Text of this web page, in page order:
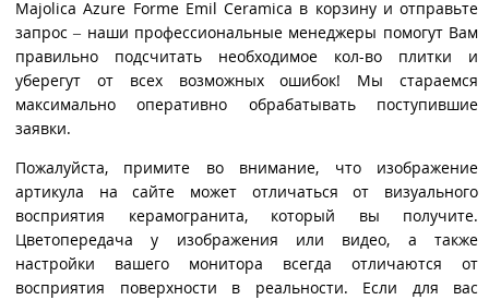
Majolica Azure Forme Emil Ceramica в корзину и отправьте
запрос – наши профессиональные менеджеры помогут Вам
правильно подсчитать необходимое кол-во плитки и
уберегут от всех возможных ошибок! Мы стараемся
максимально оперативно обрабатывать поступившие
заявки.
Пожалуйста, примите во внимание, что изображение
артикула на сайте может отличаться от визуального
восприятия керамогранита, который вы получите.
Цветопередача у изображения или видео, а также
настройки вашего монитора всегда отличаются от
восприятия поверхности в реальности. Если для вас